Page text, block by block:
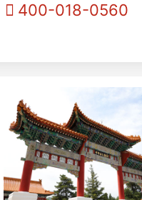
400-018-0560